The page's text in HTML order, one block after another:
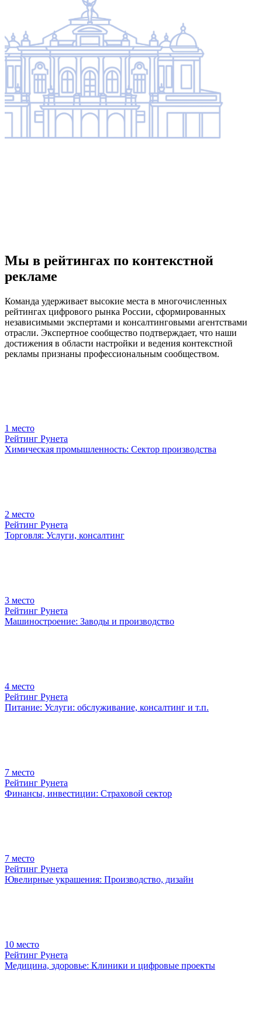
Мы в рейтингах по контекстной
рекламе
Команда удерживает высокие места в многочисленных
рейтингах цифрового рынка России, сформированных
независимыми экспертами и консалтинговыми агентствами
отрасли. Экспертное сообщество подтверждает, что наши
достижения в области настройки и ведения контекстной
рекламы признаны профессиональным сообществом.
1 место
Рейтинг Рунета
Химическая промышленность: Сектор производства
2 место
Рейтинг Рунета
Торговля: Услуги, консалтинг
3 место
Рейтинг Рунета
Машиностроение: Заводы и производство
4 место
Рейтинг Рунета
Питание: Услуги: обслуживание, консалтинг и т.п.
7 место
Рейтинг Рунета
Финансы, инвестиции: Страховой сектор
7 место
Рейтинг Рунета
Ювелирные украшения: Производство, дизайн
10 место
Рейтинг Рунета
Медицина, здоровье: Клиники и цифровые проекты